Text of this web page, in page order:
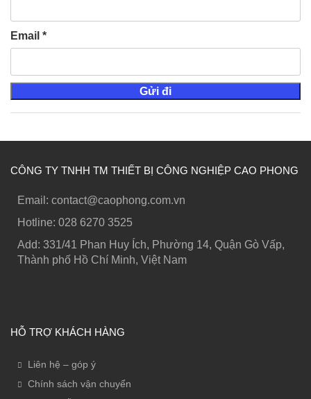
Email *
CÔNG TY TNHH TM THIẾT BỊ CÔNG NGHIỆP CAO PHONG
Email: contact@caophong.com.vn
Hotline: ‭028 6270 3525
Add: 331/41 Phan Huy Ích, Phường 14, Quận Gò Vấp,
Thành phố Hồ Chí Minh, Việt Nam
HỖ TRỢ KHÁCH HÀNG
Liên hệ – góp ý
Chính sách vận chuyển